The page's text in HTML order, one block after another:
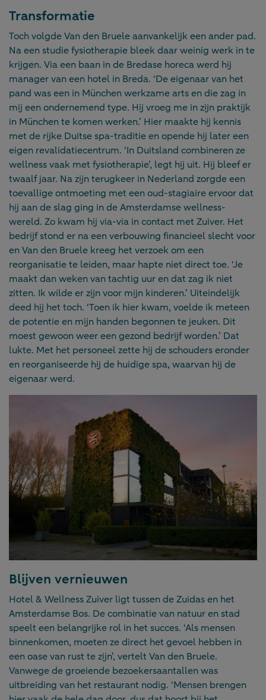
Transformatie
Toch volgde Van den Bruele aanvankelijk een ander pad.
Na een studie fysiotherapie bleek daar weinig werk in te
krijgen. Via een baan in de Bredase horeca werd hij
manager van een hotel in Breda. ‘De eigenaar van het
pand was een in München werkzame arts en die zag in
mij een ondernemend type. Hij vroeg me in zijn praktijk
in München te komen werken.’ Hier maakte hij kennis
met de rijke Duitse spa-traditie en opende hij later een
eigen revalidatiecentrum. ‘In Duitsland combineren ze
wellness vaak met fysiotherapie’, legt hij uit. Hij bleef er
twaalf jaar. Na zijn terugkeer in Nederland zorgde een
toevallige ontmoeting met een oud-stagiaire ervoor dat
hij aan de slag ging in de Amsterdamse wellness-
wereld. Zo kwam hij via-via in contact met Zuiver. Het
bedrijf stond er na een verbouwing financieel slecht voor
en Van den Bruele kreeg het verzoek om een
reorganisatie te leiden, maar hapte niet direct toe. ‘Je
maakt dan weken van tachtig uur en dat zag ik niet
zitten. Ik wilde er zijn voor mijn kinderen.’ Uiteindelijk
deed hij het toch. ‘Toen ik hier kwam, voelde ik meteen
de potentie en mijn handen begonnen te jeuken. Dit
moest gewoon weer een gezond bedrijf worden.’ Dat
lukte. Met het personeel zette hij de schouders eronder
en reorganiseerde hij de huidige spa, waarvan hij de
eigenaar werd.
Blijven vernieuwen
Hotel & Wellness Zuiver ligt tussen de Zuidas en het
Amsterdamse Bos. De combinatie van natuur en stad
speelt een belangrijke rol in het succes. ‘Als mensen
binnenkomen, moeten ze direct het gevoel hebben in
een oase van rust te zijn’, vertelt Van den Bruele.
Vanwege de groeiende bezoekersaantallen was
uitbreiding van het restaurant nodig. ‘Mensen brengen